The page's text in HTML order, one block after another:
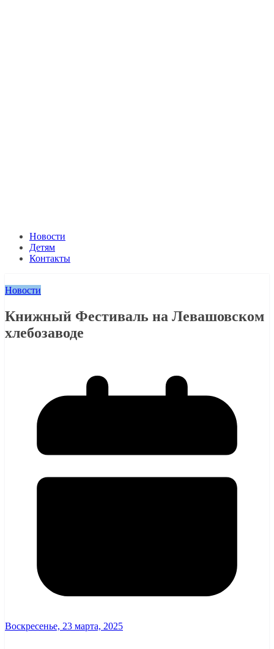
Новости
Детям
Контакты
Новости
Книжный Фестиваль на Левашовском
хлебозаводе
Воскресенье, 23 марта, 2025